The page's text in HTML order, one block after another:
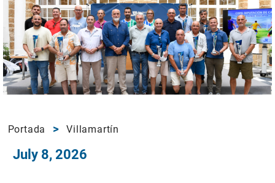
Portada Villamartín
July 8, 2026